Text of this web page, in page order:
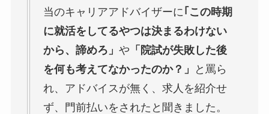
当のキャリアアドバイザーに ｢この時期
に就活をしてるやつは決まるわけない
から、諦めろ」 や 「院試が失敗した後
を何も考えてなかったのか？」
と罵ら
れ、アドバイスが無く、求人を紹介せ
ず、門前払いをされたと聞きました。